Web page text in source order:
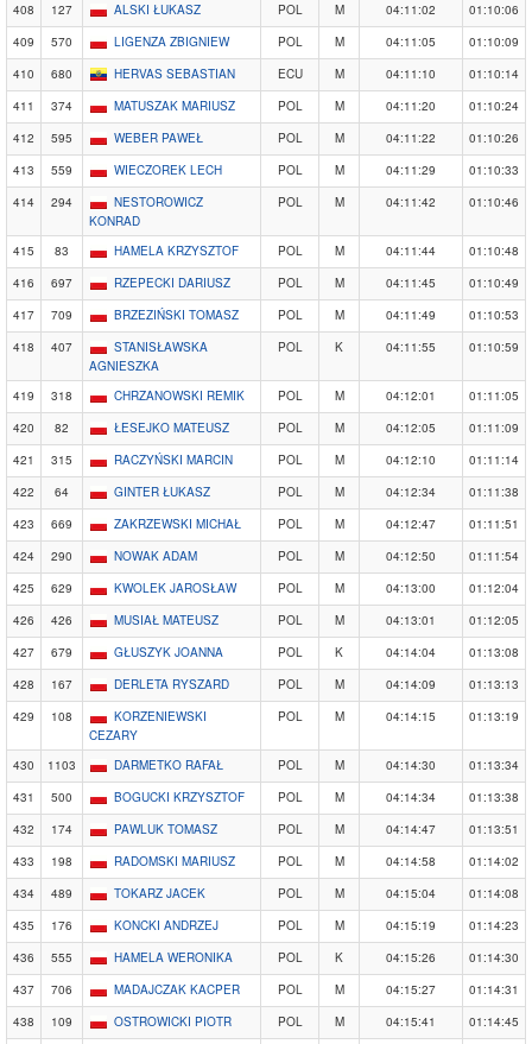
408
127 ALSKI ŁUKASZ POL M 04:11:02
01:10:06
409
570 LIGENZA ZBIGNIEW POL M 04:11:05
01:10:09
410
680 HERVAS SEBASTIAN ECU M 04:11:10
01:10:14
411
374 MATUSZAK MARIUSZ POL M 04:11:20
01:10:24
412
595 WEBER PAWEŁ POL M 04:11:22
01:10:26
413
559 WIECZOREK LECH POL M 04:11:29
01:10:33
414
294
NESTOROWICZ
KONRAD
POL M 04:11:42 01:10:46
415 83 HAMELA KRZYSZTOF POL M 04:11:44
01:10:48
416
697 RZEPECKI DARIUSZ POL M 04:11:45
01:10:49
417
709 BRZEZIŃSKI TOMASZ POL M 04:11:49
01:10:53
418
407
STANISŁAWSKA
AGNIESZKA
POL K 04:11:55 01:10:59
419 318 CHRZANOWSKI REMIK POL M 04:12:01
01:11:05
420
82 ŁESEJKO MATEUSZ POL M 04:12:05
01:11:09
421
315 RACZYŃSKI MARCIN POL M 04:12:10
01:11:14
422
64 GINTER ŁUKASZ POL M 04:12:34
01:11:38
423
669 ZAKRZEWSKI MICHAŁ POL M 04:12:47
01:11:51
424
290 NOWAK ADAM POL M 04:12:50
01:11:54
425
629 KWOLEK JAROSŁAW POL M 04:13:00
01:12:04
426
426 MUSIAŁ MATEUSZ POL M 04:13:01
01:12:05
427
679 GŁUSZYK JOANNA POL K 04:14:04
01:13:08
428
167 DERLETA RYSZARD POL M 04:14:09
01:13:13
429
108
KORZENIEWSKI
CEZARY
POL M 04:14:15 01:13:19
430 1103 DARMETKO RAFAŁ POL M 04:14:30
01:13:34
431
500 BOGUCKI KRZYSZTOF POL M 04:14:34
01:13:38
432
174 PAWLUK TOMASZ POL M 04:14:47
01:13:51
433
198 RADOMSKI MARIUSZ POL M 04:14:58
01:14:02
434
489 TOKARZ JACEK POL M 04:15:04
01:14:08
435
176 KONCKI ANDRZEJ POL M 04:15:19
01:14:23
436
555 HAMELA WERONIKA POL K 04:15:26
01:14:30
437
706 MADAJCZAK KACPER POL M 04:15:27
01:14:31
438
109 OSTROWICKI PIOTR POL M 04:15:41
01:14:45